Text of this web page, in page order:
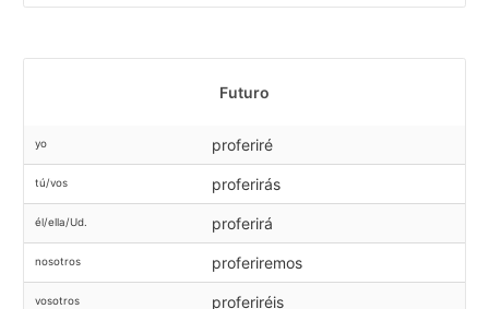
Futuro
yo proferiré
tú/vos proferirás
él/ella/Ud. proferirá
nosotros proferiremos
vosotros proferiréis